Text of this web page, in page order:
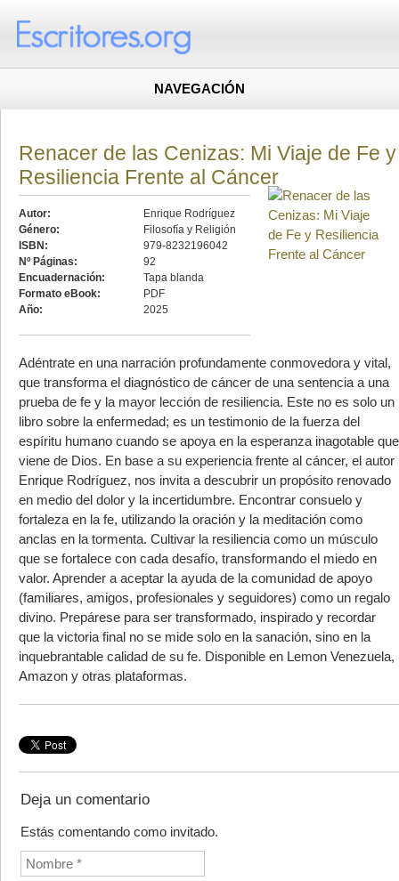
NAVEGACIÓN
Renacer de las Cenizas: Mi Viaje de Fe y
Resiliencia Frente al Cáncer
Autor:
Enrique Rodríguez
Género:
Filosofía y Religión
ISBN:
979-8232196042
Nº Páginas:
92
Encuadernación:
Tapa blanda
Formato eBook:
PDF
Año:
2025
Adéntrate en una narración profundamente conmovedora y vital,
que transforma el diagnóstico de cáncer de una sentencia a una
prueba de fe y la mayor lección de resiliencia. Este no es solo un
libro sobre la enfermedad; es un testimonio de la fuerza del
espíritu humano cuando se apoya en la esperanza inagotable que
viene de Dios. En base a su experiencia frente al cáncer, el autor
Enrique Rodríguez, nos invita a descubrir un propósito renovado
en medio del dolor y la incertidumbre. Encontrar consuelo y
fortaleza en la fe, utilizando la oración y la meditación como
anclas en la tormenta. Cultivar la resiliencia como un músculo
que se fortalece con cada desafío, transformando el miedo en
valor. Aprender a aceptar la ayuda de la comunidad de apoyo
(familiares, amigos, profesionales y seguidores) como un regalo
divino. Prepárese para ser transformado, inspirado y recordar
que la victoria final no se mide solo en la sanación, sino en la
inquebrantable calidad de su fe. Disponible en Lemon Venezuela,
Amazon y otras plataformas.
Deja un comentario
Estás comentando como invitado.